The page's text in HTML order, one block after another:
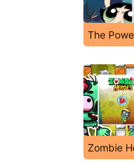
The
Zombie